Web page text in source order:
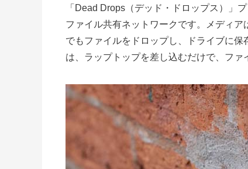
「Dead Drops（デッド・ドロップス）」
ファイル共有ネットワークです。メディ
でもファイルをドロップし、ドライブに
は、ラップトップを差し込むだけで、ファ